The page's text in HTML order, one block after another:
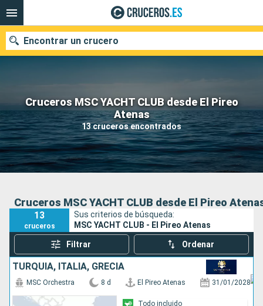
Cruceros MSC YACHT CLUB desde El Pireo
Atenas
13 cruceros encontrados
Encontrar un crucero
Nuestros destinos
Fecha de salida
Puertos Compañías
Cruceros MSC YACHT CLUB desde El Pireo
13
cruceros
Sus criterios de búsqueda:
MSC YACHT CLUB - El Pireo Atenas
Filtrar Ordenar
TURQUÍA, ITALIA, GRECIA
MSC Orchestra 8 d El Pireo Atenas 31/01/2028
Todo incluido